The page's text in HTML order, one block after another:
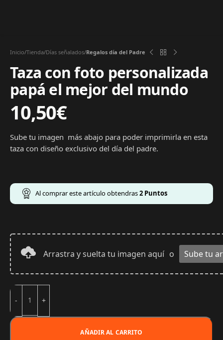
Inicio Tienda Días señalados Regalos día del Padre
Taza con foto personalizada
papá el mejor del mundo
10,50€
Sube tu imagen más abajo para poder imprimirla en esta
taza con diseño exclusivo del día del padre.
Al comprar este artículo obtendras2 Puntos
Arrastra y suelta tu imagen aquí o Sube tu
AÑADIR AL CARRITO